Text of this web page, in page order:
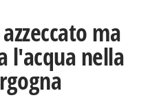
ma
l'acqua nella